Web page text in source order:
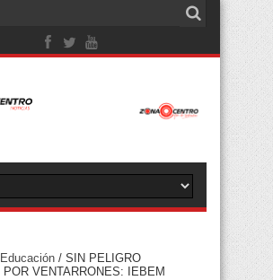
Educación / SIN PELIGRO
POR VENTARRONES: IEBEM